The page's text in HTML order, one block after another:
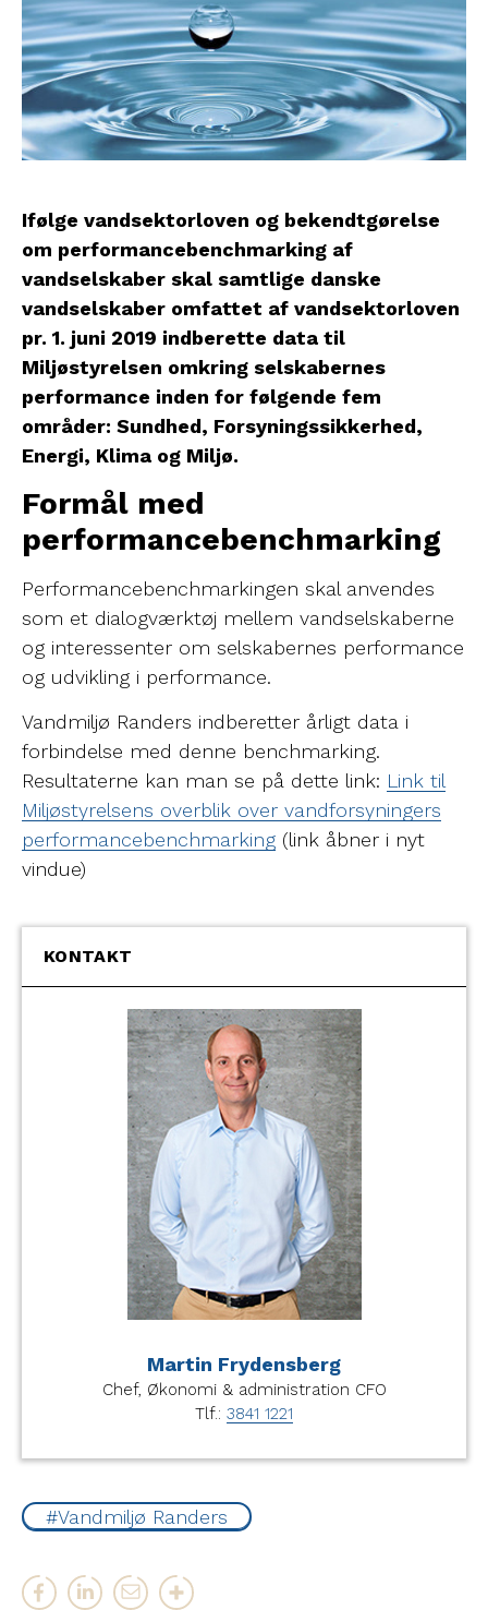
KONTAKT
Martin Frydensberg
Chef, Økonomi & administration CFO
Tlf.: 3841 1221
Vandmiljø Randers
Ifølge vandsektorloven og bekendtgørelse
om performancebenchmarking af
vandselskaber skal samtlige danske
vandselskaber omfattet af vandsektorloven
pr. 1. juni 2019 indberette data til
Miljøstyrelsen omkring selskabernes
performance inden for følgende fem
områder: Sundhed, Forsyningssikkerhed,
Energi, Klima og Miljø.
Formål med
performancebenchmarking
Performancebenchmarkingen skal anvendes
som et dialogværktøj mellem vandselskaberne
og interessenter om selskabernes performance
og udvikling i performance.
Vandmiljø Randers indberetter årligt data i
forbindelse med denne benchmarking.
Resultaterne kan man se på dette link: Link til
Miljøstyrelsens overblik over vandforsyningers
performancebenchmarking (link åbner i nyt
vindue)